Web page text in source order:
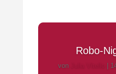
Robo-
von